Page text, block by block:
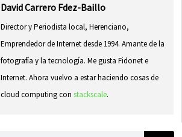
David Carrero Fdez-Baillo
Director y Periodista local, Herenciano,
Emprendedor de Internet desde 1994. Amante de la
fotografía y la tecnología. Me gusta Fidonet e
Internet. Ahora vuelvo a estar haciendo cosas de
cloud computing con stackscale.